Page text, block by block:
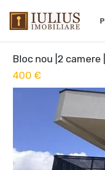
Bloc nou |2 camere
400 €